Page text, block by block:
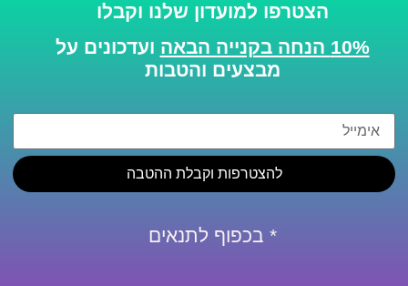
הצטרפו למועדון שלנו וקבלו
10% הנחה בקנייה הבאה
ועדכונים על
מבצעים והטבות
להצטרפות וקבלת ההטבה
* בכפוף לתנאים